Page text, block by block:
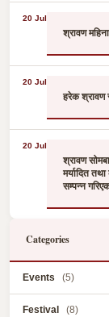
20 Jul
श्रावण
20 Jul
हरेक श्रावण
20 Jul
श्रावण
मर्यादित
सम्पन्न
Categories
Events (5)
Festival (8)